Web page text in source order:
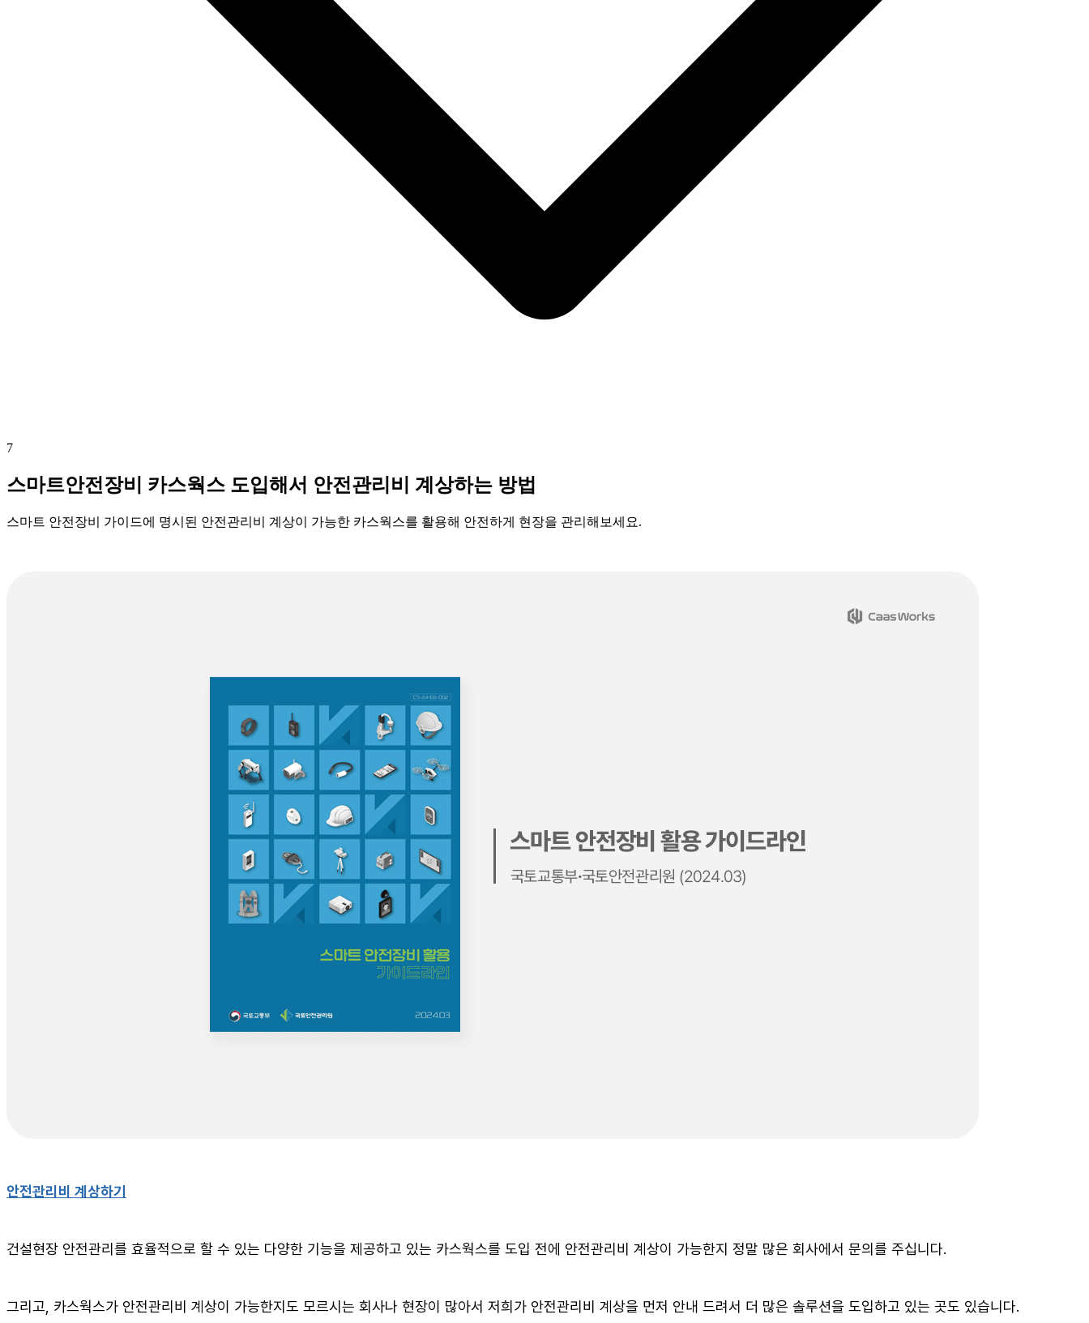
7
스마트안전장비 카스웍스 도입해서 안전관리비 계상하는 방법
스마트 안전장비 가이드에 명시된 안전관리비 계상이 가능한 카스웍스를 활용해 안전하게 현장을 관리해보세요.
안전관리비 계상하기
건설현장 안전관리를 효율적으로 할 수 있는 다양한 기능을 제공하고 있는 카스웍스를 도입 전에 안전관리비 계상이 가능한지 정말 많은 회사에서 문의를 주십니다.
그리고, 카스웍스가 안전관리비 계상이 가능한지도 모르시는 회사나 현장이 많아서 저희가 안전관리비 계상을 먼저 안내 드려서 더 많은 솔루션을 도입하고 있는 곳도 있습니다.